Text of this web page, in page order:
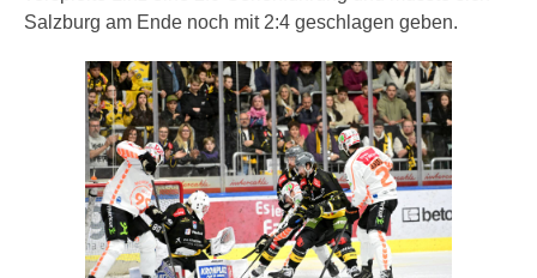
Salzburg am Ende noch mit 2:4 geschlagen geben.